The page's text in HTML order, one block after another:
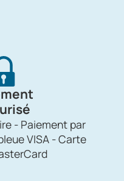
- Paiement par
VISA - Carte